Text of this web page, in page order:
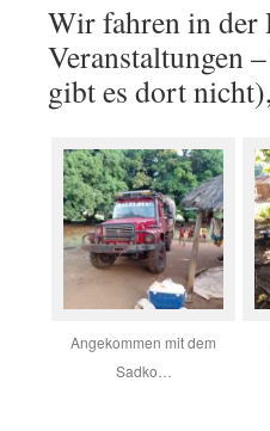
Wir fahren in der
Veranstaltungen
gibt es dort
Angekommen mit dem
Sadko…